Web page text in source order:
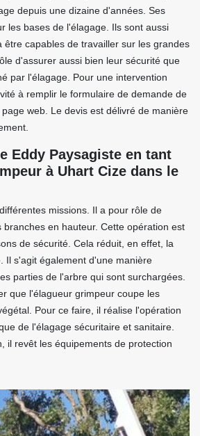
depuis une dizaine d'années. Ses
les bases de l'élagage. Ils sont aussi
être capables de travailler sur les grandes
d'assurer aussi bien leur sécurité que
par l'élagage. Pour une intervention
à remplir le formulaire de demande de
web. Le devis est délivré de manière
Eddy Paysagiste en tant
à Uhart Cize dans le
missions. Il a pour rôle de
branches en hauteur. Cette opération est
de sécurité. Cela réduit, en effet, la
Il s'agit également d'une manière
parties de l'arbre qui sont surchargées.
que l'élagueur grimpeur coupe les
Pour ce faire, il réalise l'opération
de l'élagage sécuritaire et sanitaire.
il revêt les équipements de protection